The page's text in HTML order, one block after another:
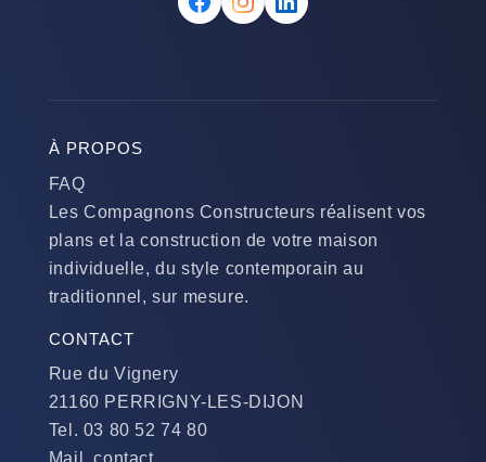
À PROPOS
FAQ
Les Compagnons Constructeurs réalisent vos
plans et la construction de votre maison
individuelle, du style contemporain au
traditionnel, sur mesure.
CONTACT
Rue du Vignery
21160 PERRIGNY-LES-DIJON
Tel. 03 80 52 74 80